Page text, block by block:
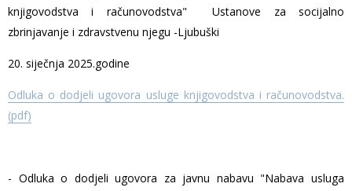
knjigovodstva i računovodstva" Ustanove za socijalno
zbrinjavanje i zdravstvenu njegu -Ljubuški
20. siječnja 2025.godine
Odluka o dodjeli ugovora usluge knjigovodstva i računovodstva.
(pdf)
- Odluka o dodjeli ugovora za javnu nabavu "Nabava usluga